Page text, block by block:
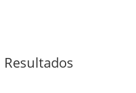
Resultados